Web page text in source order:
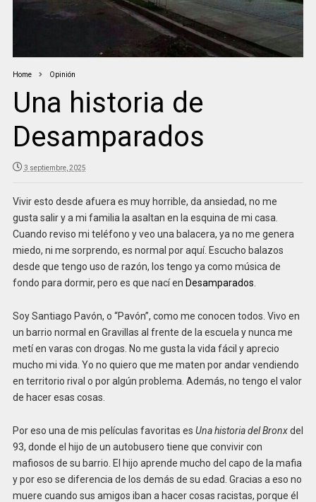
Home Opinión
Una historia de
Desamparados
3 septiembre, 2025
Vivir esto desde afuera es muy horrible, da ansiedad, no me
gusta salir y a mi familia la asaltan en la esquina de mi casa.
Cuando reviso mi teléfono y veo una balacera, ya no me genera
miedo, ni me sorprendo, es normal por aquí. Escucho balazos
desde que tengo uso de razón, los tengo ya como música de
fondo para dormir, pero es que nací en Desamparados.
Soy Santiago Pavón, o “Pavón”, como me conocen todos. Vivo en
un barrio normal en Gravillas al frente de la escuela y nunca me
metí en varas con drogas. No me gusta la vida fácil y aprecio
mucho mi vida. Yo no quiero que me maten por andar vendiendo
en territorio rival o por algún problema. Además, no tengo el valor
de hacer esas cosas.
Por eso una de mis películas favoritas es Una historia del Bronxdel
93, donde el hijo de un autobusero tiene que convivir con
mafiosos de su barrio. El hijo aprende mucho del capo de la mafia
y por eso se diferencia de los demás de su edad. Gracias a eso no
muere cuando sus amigos iban a hacer cosas racistas, porque él